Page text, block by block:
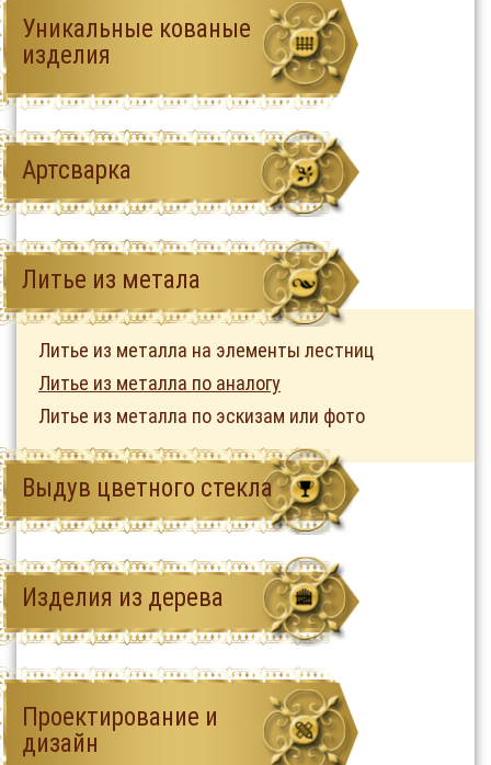
Уникальные кованые
изделия
Артсварка
Литье из метала
Литье из металла на элементы лестниц
Литье из металла по аналогу
Литье из металла по эскизам или фото
Выдув цветного стекла
Изделия из дерева
Проектирование и
дизайн